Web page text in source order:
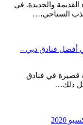
والجديدة. في
السياحي،…
أفضل فنادق دبي –
قصيرة في فنادق
ذلك…